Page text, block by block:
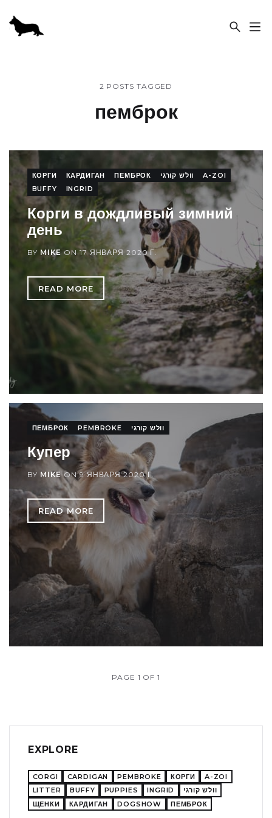
2 POSTS TAGGED
пемброк
КОРГИ КАРДИГАН ПЕМБРОК וולש קורגי
A-ZOI
BUFFY
INGRID
Корги в дождливый зимний
день
BY MIKEON17 ЯНВАРЯ 2020 Г.
READ MORE
ПЕМБРОК PEMBROKE וולש קורגי
Купер
BY MIKEON9 ЯНВАРЯ 2020 Г.
READ MORE
PAGE 1 OF 1
EXPLORE
CORGI CARDIGAN PEMBROKE КОРГИ
A-ZOI
LITTER
BUFFY PUPPIES INGRID
וולש קורגי
ЩЕНКИ
КАРДИГАН DOGSHOW ПЕМБРОК